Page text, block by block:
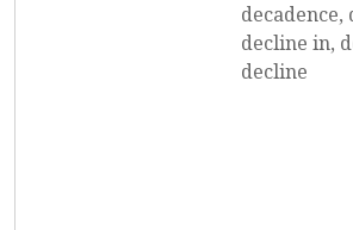
decadence,
decline in,
decline